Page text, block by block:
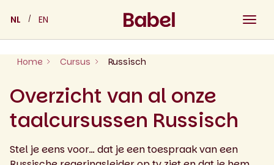
content
NL EN
Home Cursus Russisch
Overzicht van al onze
taalcursussen Russisch
Stel je eens voor… dat je een toespraak van een